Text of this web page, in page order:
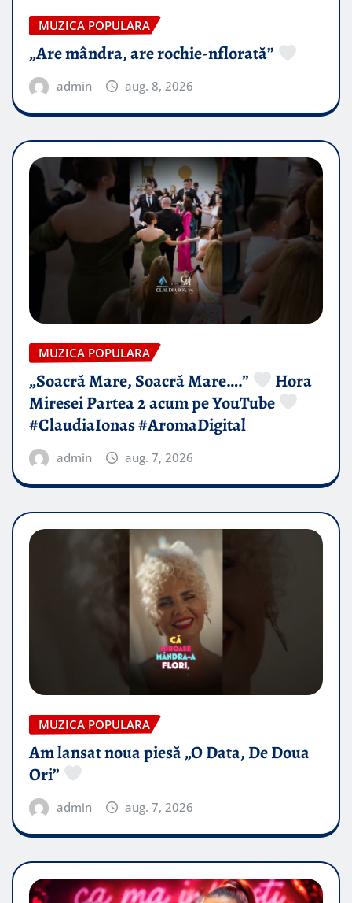
MUZICA POPULARA
„Are mândra, are rochie-nflorată”
admin aug. 8, 2026
MUZICA POPULARA
„Soacră Mare, Soacră Mare….”
Hora
Miresei Partea 2 acum pe YouTube
#ClaudiaIonas #AromaDigital
admin aug. 7, 2026
MUZICA POPULARA
Am lansat noua piesă „O Data, De Doua
Ori”
admin aug. 7, 2026